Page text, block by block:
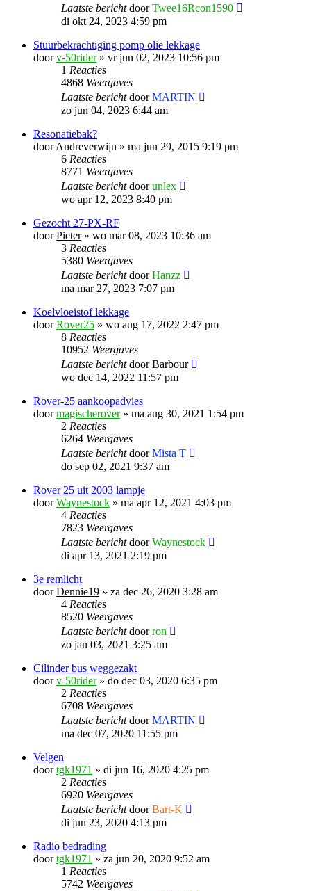
Laatste berichtdoorTwee16Rcon1590
di okt 24, 2023 4:59 pm
Stuurbekrachtiging pomp olie lekkage
doorv-50rider» vr jun 02, 2023 10:56 pm
1 Reacties
4868 Weergaves
Laatste berichtdoorMARTIN
zo jun 04, 2023 6:44 am
Resonatiebak?
doorAndreverwijn » ma jun 29, 2015 9:19 pm
6 Reacties
8771 Weergaves
Laatste berichtdoorunlex
wo apr 12, 2023 8:40 pm
Gezocht 27-PX-RF
doorPieter» wo mar 08, 2023 10:36 am
3 Reacties
5380 Weergaves
Laatste berichtdoorHanzz
ma mar 27, 2023 7:07 pm
Koelvloeistof lekkage
doorRover25 » wo aug 17, 2022 2:47 pm
8 Reacties
10952 Weergaves
Laatste berichtdoorBarbour
wo dec 14, 2022 11:57 pm
Rover-25 aankoopadvies
doormagischerover» ma aug 30, 2021 1:54 pm
2 Reacties
6264 Weergaves
Laatste berichtdoorMista T
do sep 02, 2021 9:37 am
Rover 25 uit 2003 lampje
doorWaynestock » ma apr 12, 2021 4:03 pm
4 Reacties
7823 Weergaves
Laatste berichtdoorWaynestock
di apr 13, 2021 2:19 pm
3e remlicht
doorDennie19 » za dec 26, 2020 3:28 am
4 Reacties
8520 Weergaves
Laatste berichtdoorron
zo jan 03, 2021 3:25 am
Cilinder bus weggezakt
doorv-50rider» do dec 03, 2020 6:35 pm
2 Reacties
6708 Weergaves
Laatste berichtdoorMARTIN
ma dec 07, 2020 11:55 pm
Velgen
doortgk1971 » di jun 16, 2020 4:25 pm
2 Reacties
6920 Weergaves
Laatste berichtdoorBart-K
di jun 23, 2020 4:13 pm
Radio bedrading
doortgk1971 » za jun 20, 2020 9:52 am
1 Reacties
5742 Weergaves